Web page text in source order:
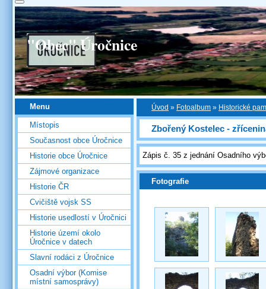
"Obec" Úročnice
Úvod » Fotoalbum » Historické
Zbořený Kostelec -
Zápis č. 35 z jednání Osadního
Fotografie
Menu
Místopis
Současnost obce Úročnice
Historie obce Úročnice
Zájmové organizace
Historie ČR
Cvičiště vojsk SS
Historie usedlostí v Úročnici
Historie území okolo
Úročnice v datech
Slavní rodáci z Úročnice
Osadní výbor (Komise
místní samosprávy)